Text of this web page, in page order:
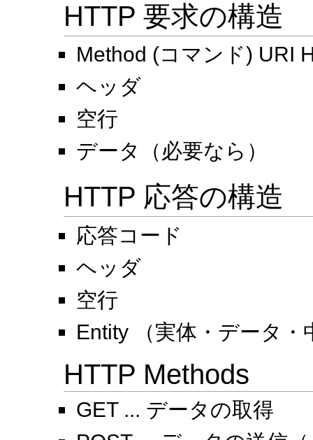
HTTP 要求の構造
Method (コマンド) URI
ヘッダ
空行
データ（必要なら）
HTTP 応答の構造
応答コード
ヘッダ
空行
Entity （実体・データ・
HTTP Methods
GET ... データの取得